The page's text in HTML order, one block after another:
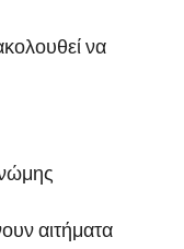
να
αιτήματα